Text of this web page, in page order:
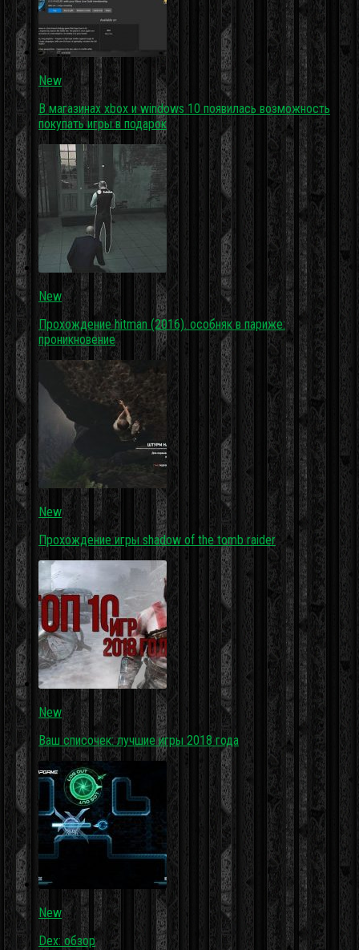
New
В магазинах xbox и windows 10 появилась возможность
покупать игры в подарок
New
Прохождение hitman (2016). особняк в париже:
проникновение
New
Прохождение игры shadow of the tomb raider
New
Ваш списочек: лучшие игры 2018 года
New
Dex: обзор